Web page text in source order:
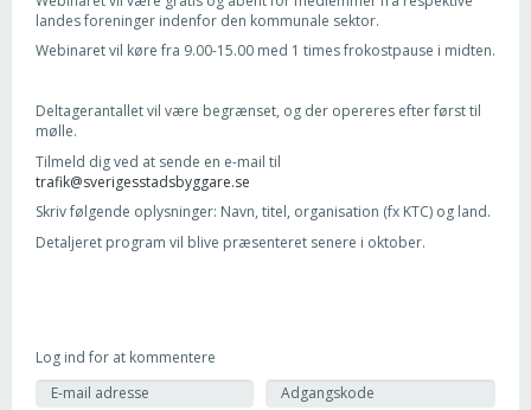
landes foreninger indenfor den kommunale sektor.
Webinaret vil køre fra 9.00-15.00 med 1 times frokostpause i midten.
Deltagerantallet vil være begrænset, og der opereres efter først til
mølle.
Tilmeld dig ved at sende en e-mail til
trafik@sverigesstadsbyggare.se
Skriv følgende oplysninger: Navn, titel, organisation (fx KTC) og land.
Detaljeret program vil blive præsenteret senere i oktober.
Log ind for at kommentere